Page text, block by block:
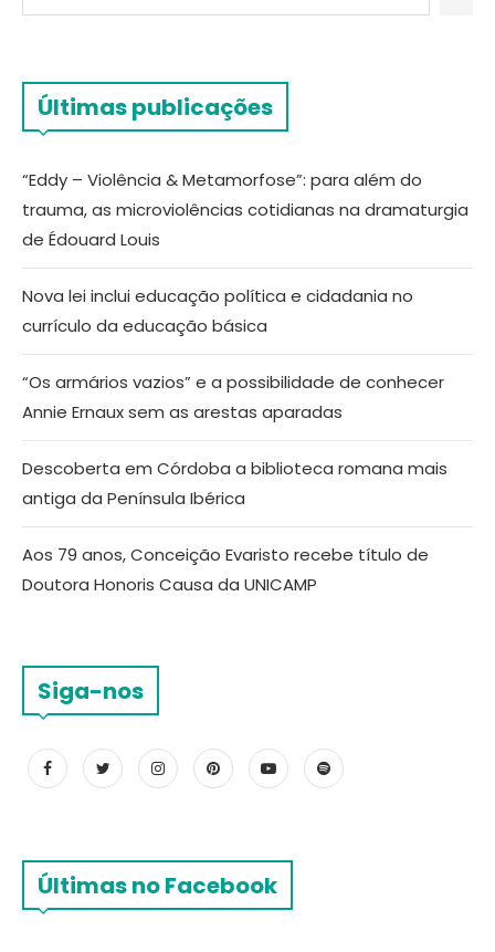
Últimas publicações
“Eddy – Violência & Metamorfose”: para além do
trauma, as microviolências cotidianas na dramaturgia
de Édouard Louis
Nova lei inclui educação política e cidadania no
currículo da educação básica
“Os armários vazios” e a possibilidade de conhecer
Annie Ernaux sem as arestas aparadas
Descoberta em Córdoba a biblioteca romana mais
antiga da Península Ibérica
Aos 79 anos, Conceição Evaristo recebe título de
Doutora Honoris Causa da UNICAMP
Siga-nos
Últimas no Facebook